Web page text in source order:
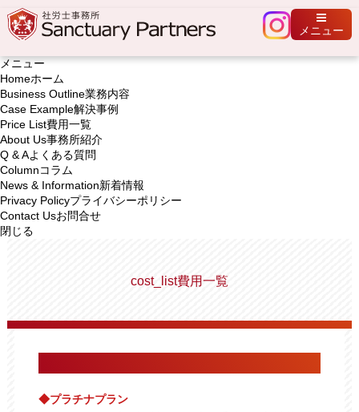
メニュー
メニュー
Homeホーム
Business Outline業務内容
Case Example解決事例
Price List費用一覧
About Us事務所紹介
Q & Aよくある質問
Columnコラム
News & Information新着情報
Privacy Policyプライバシーポリシー
Contact Usお問合せ
閉じる
cost_list費用一覧
◆プラチナプラン